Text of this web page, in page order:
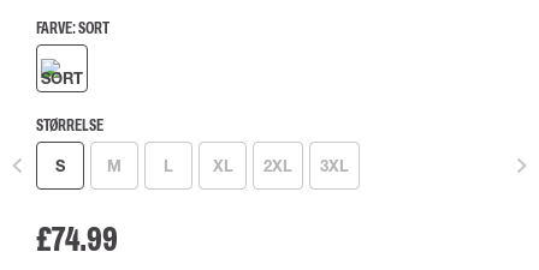
FARVE:SORT
STØRRELSE
S M L XL 2XL 3XL
£74.99